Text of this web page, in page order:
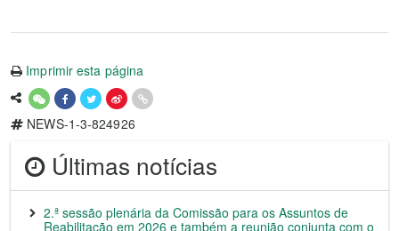
Imprimir esta página
NEWS-1-3-824926
Últimas notícias
2.ª sessão plenária da Comissão para os Assuntos de
Reabilitação em 2026 e também a reunião conjunta com o